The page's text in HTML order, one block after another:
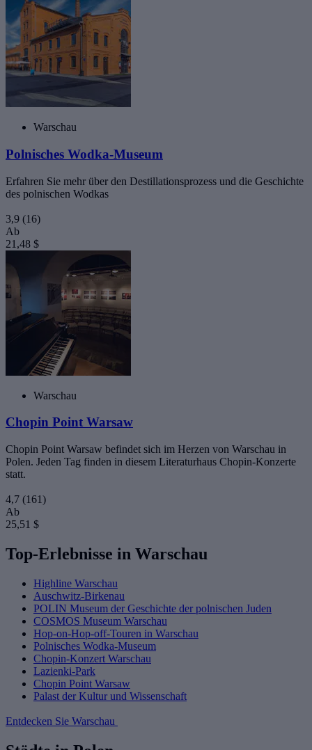
Warschau
Polnisches Wodka-Museum
Erfahren Sie mehr über den Destillationsprozess und die Geschichte
des polnischen Wodkas
3,9 (16)
Ab
21,48 $
Warschau
Chopin Point Warsaw
Chopin Point Warsaw befindet sich im Herzen von Warschau in
Polen. Jeden Tag finden in diesem Literaturhaus Chopin-Konzerte
statt.
4,7 (161)
Ab
25,51 $
Top-Erlebnisse in Warschau
Highline Warschau
Auschwitz-Birkenau
POLIN Museum der Geschichte der polnischen Juden
COSMOS Museum Warschau
Hop-on-Hop-off-Touren in Warschau
Polnisches Wodka-Museum
Chopin-Konzert Warschau
Lazienki-Park
Chopin Point Warsaw
Palast der Kultur und Wissenschaft
Entdecken Sie Warschau